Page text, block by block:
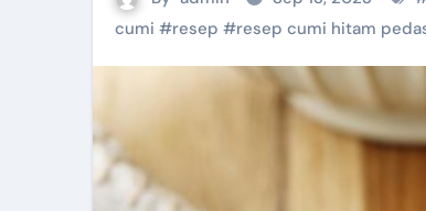
cumi #resep #resep cumi hitam